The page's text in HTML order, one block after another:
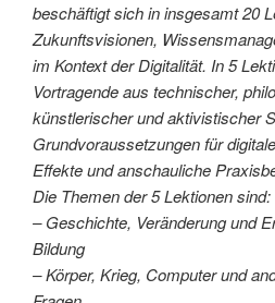
beschäftigt sich in insgesamt 20
Zukunftsvisionen,
im Kontext der Digitalität. In 5
Vortragende aus technischer,
künstlerischer und aktivistischer
Grundvoraussetzungen für
Effekte und anschauliche
Die Themen der 5 Lektionen sind:
– Geschichte, Veränderung und
Bildung
– Körper, Krieg, Computer und